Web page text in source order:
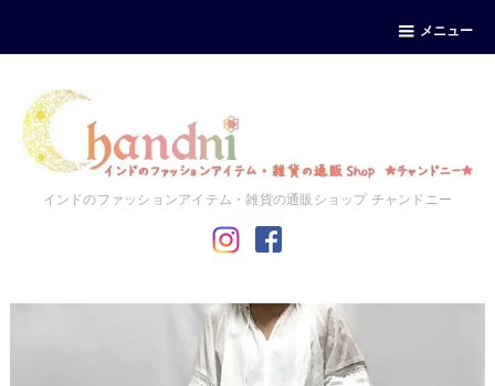
メニュー
インドのファッションアイテム・雑貨の通販ショップ チャンドニー